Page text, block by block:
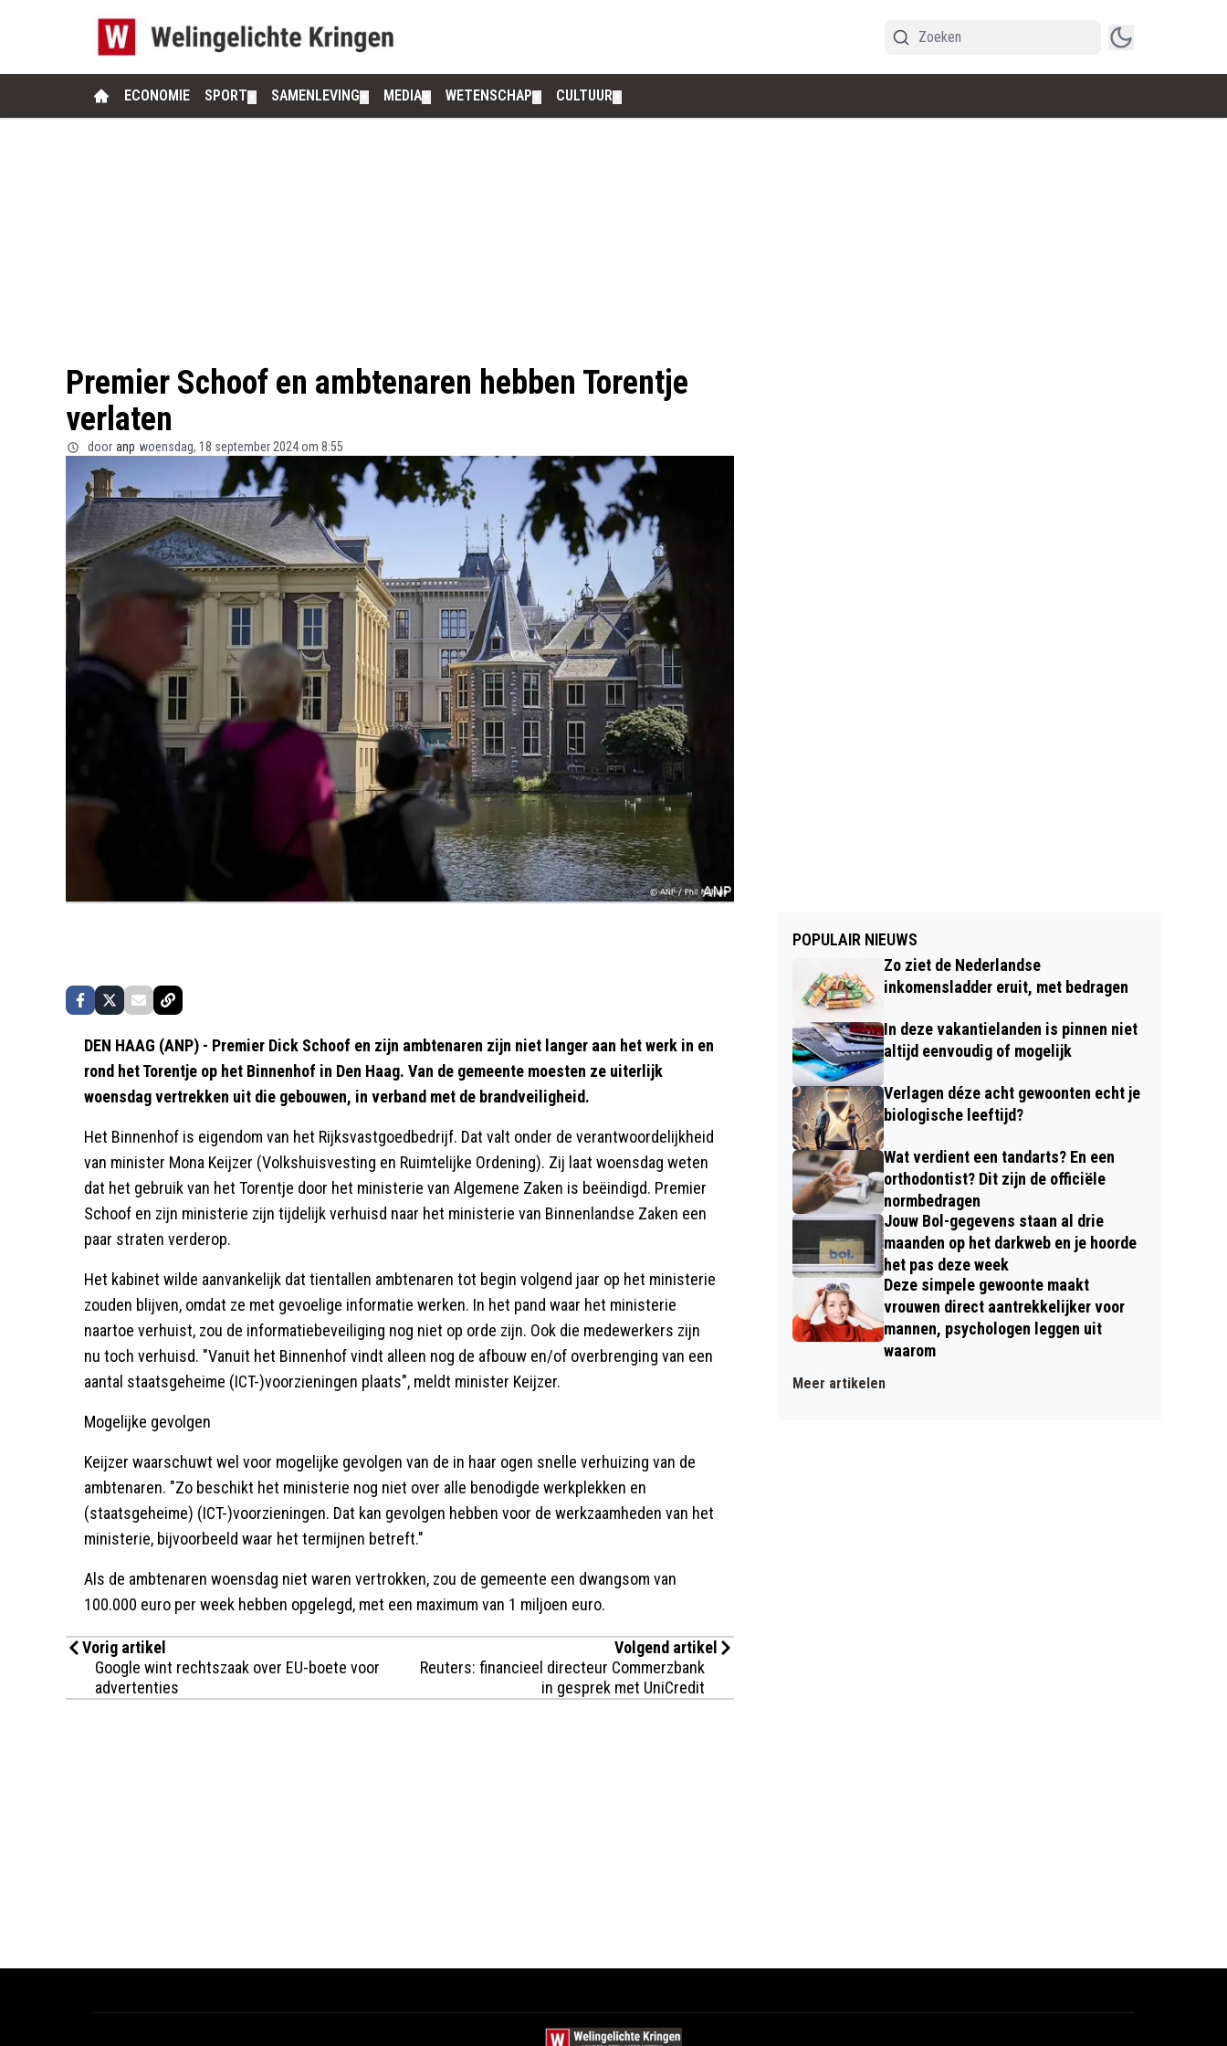
ECONOMIE SPORT SAMENLEVING MEDIA WETENSCHAP CULTUUR
Premier Schoof en ambtenaren hebben Torentje
verlaten
door anp woensdag, 18 september 2024 om 8:55
DEN HAAG (ANP) - Premier Dick Schoof en zijn ambtenaren zijn niet langer aan het werk in en
rond het Torentje op het Binnenhof in Den Haag. Van de gemeente moesten ze uiterlijk
woensdag vertrekken uit die gebouwen, in verband met de brandveiligheid.
Het Binnenhof is eigendom van het Rijksvastgoedbedrijf. Dat valt onder de verantwoordelijkheid
van minister Mona Keijzer (Volkshuisvesting en Ruimtelijke Ordening). Zij laat woensdag weten
dat het gebruik van het Torentje door het ministerie van Algemene Zaken is beëindigd. Premier
Schoof en zijn ministerie zijn tijdelijk verhuisd naar het ministerie van Binnenlandse Zaken een
paar straten verderop.
Het kabinet wilde aanvankelijk dat tientallen ambtenaren tot begin volgend jaar op het ministerie
zouden blijven, omdat ze met gevoelige informatie werken. In het pand waar het ministerie
naartoe verhuist, zou de informatiebeveiliging nog niet op orde zijn. Ook die medewerkers zijn
nu toch verhuisd. "Vanuit het Binnenhof vindt alleen nog de afbouw en/of overbrenging van een
aantal staatsgeheime (ICT-)voorzieningen plaats", meldt minister Keijzer.
Mogelijke gevolgen
Keijzer waarschuwt wel voor mogelijke gevolgen van de in haar ogen snelle verhuizing van de
ambtenaren. "Zo beschikt het ministerie nog niet over alle benodigde werkplekken en
(staatsgeheime) (ICT-)voorzieningen. Dat kan gevolgen hebben voor de werkzaamheden van het
ministerie, bijvoorbeeld waar het termijnen betreft."
Als de ambtenaren woensdag niet waren vertrokken, zou de gemeente een dwangsom van
100.000 euro per week hebben opgelegd, met een maximum van 1 miljoen euro.
Vorig artikel
Google wint rechtszaak over EU-boete voor
advertenties
Volgend artikel
Reuters: financieel directeur Commerzbank
in gesprek met UniCredit
POPULAIR NIEUWS
Zo ziet de Nederlandse
inkomensladder eruit, met bedragen
In deze vakantielanden is pinnen niet
altijd eenvoudig of mogelijk
Verlagen déze acht gewoonten echt je
biologische leeftijd?
Wat verdient een tandarts? En een
orthodontist? Dit zijn de officiële
normbedragen
Jouw Bol-gegevens staan al drie
maanden op het darkweb en je hoorde
het pas deze week
Deze simpele gewoonte maakt
vrouwen direct aantrekkelijker voor
mannen, psychologen leggen uit
waarom
Meer artikelen